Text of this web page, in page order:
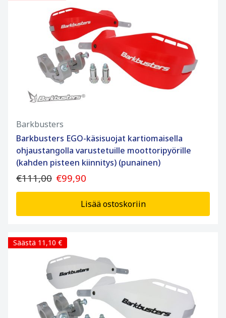
Barkbusters
Barkbusters EGO-käsisuojat kartiomaisella
ohjaustangolla varustetuille moottoripyörille
(kahden pisteen kiinnitys) (punainen)
€111,00 €99,90
Lisää ostoskoriin
Säästä 11,10 €